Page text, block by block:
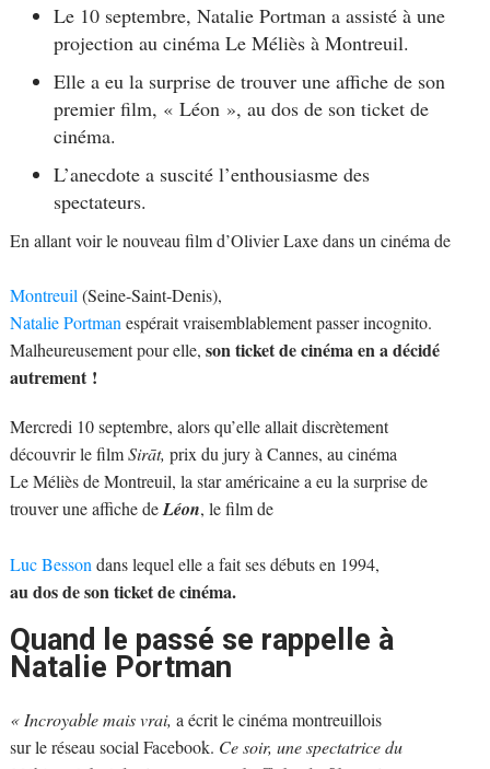
Le 10 septembre, Natalie Portman a assisté à une
projection au cinéma Le Méliès à Montreuil.
Elle a eu la surprise de trouver une affiche de son
premier film, « Léon », au dos de son ticket de
cinéma.
L’anecdote a suscité l’enthousiasme des
spectateurs.
En allant voir le nouveau film d’Olivier Laxe dans un cinéma de
Montreuil (Seine-Saint-Denis),
Natalie Portman espérait vraisemblablement passer incognito.
Malheureusement pour elle, son ticket de cinéma en a décidé
autrement !
Mercredi 10 septembre, alors qu’elle allait discrètement
découvrir le filmSirāt, prix du jury à Cannes, au cinéma
Le Méliès de Montreuil, la star américaine a eu la surprise de
trouver une affiche deLéon, le film de
Luc Besson dans lequel elle a fait ses débuts en 1994,
au dos de son ticket de cinéma.
Quand le passé se rappelle à
Natalie Portman
« Incroyable mais vrai, a écrit le cinéma montreuillois
sur le réseau social Facebook. Ce soir, une spectatrice du